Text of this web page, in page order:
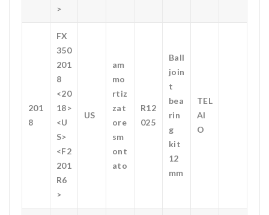
>
201
8
FX
350
201
8
<20
18>
<U
S>
<F2
201
R6
>
US
am
mo
rtiz
zat
ore
sm
ont
ato
R12
025
Ball
join
t
bea
rin
g
kit
12
mm
TEL
AI
O